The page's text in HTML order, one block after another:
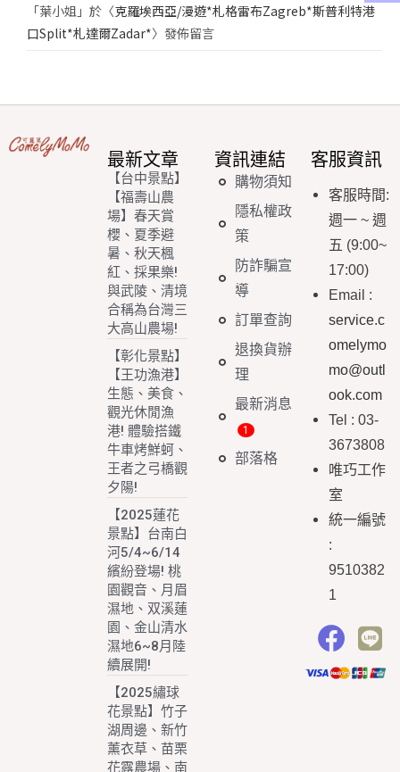
「葉小姐 」於〈克羅埃西亞/漫遊*札格雷布Zagreb*斯普利特港
口Split*札達爾Zadar*〉發佈留言
最新文章
【台中景點】
【福壽山農
場】春天賞
櫻、夏季避
暑、秋天楓
紅、採果樂!
與武陵、清境
合稱為台灣三
大高山農場!
【彰化景點】
【王功漁港】
生態、美食、
觀光休閒漁
港! 體驗搭鐵
牛車烤鮮蚵、
王者之弓橋觀
夕陽!
【2025蓮花
景點】台南白
河5/4~6/14
繽紛登場! 桃
園觀音、月眉
濕地、双溪蓮
園、金山清水
濕地6~8月陸
續展開!
【2025繡球
花景點】竹子
湖周邊、新竹
薰衣草、苗栗
花露農場、南
資訊連結
購物須知
隱私權政
策
防詐騙宣
導
訂單查詢
退換貨辦
理
最新消息
部落格
客服資訊
客服時間:
週一 ~ 週
五 (9:00~
17:00)
Email :
service.c
omelymo
mo@outl
ook.com
Tel : 03-
3673808
唯巧工作
室
統一編號
:
9510382
1